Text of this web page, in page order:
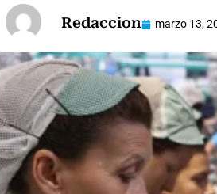
Redaccion marzo 13,